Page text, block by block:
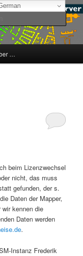
…
beim Lizenzwechsel
nicht, das muss
gefunden, der s.
Daten der Mapper,
kennen die
Daten werden
.
Instanz Frederik